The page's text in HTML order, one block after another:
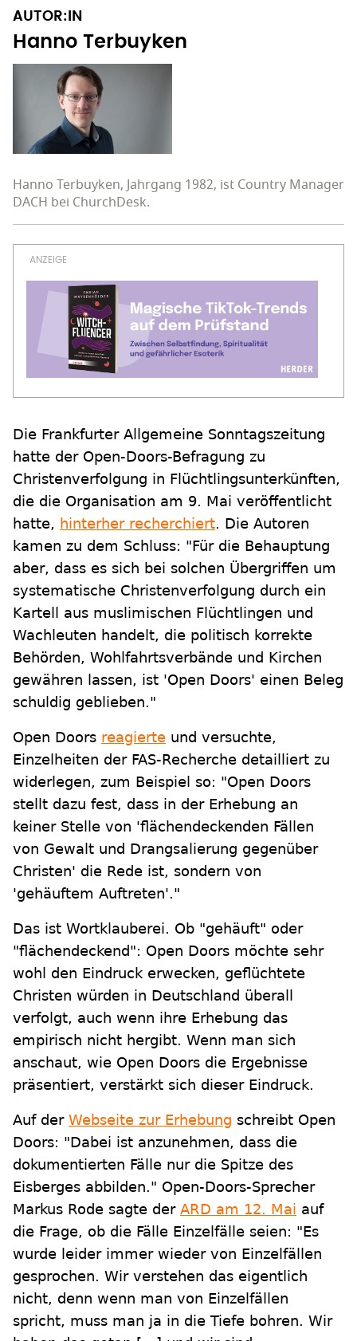
AUTOR:IN
Hanno Terbuyken
Hanno Terbuyken, Jahrgang 1982, ist Country Manager
DACH bei ChurchDesk.
Die Frankfurter Allgemeine Sonntagszeitung
hatte der Open-Doors-Befragung zu
Christenverfolgung in Flüchtlingsunterkünften,
die die Organisation am 9. Mai veröffentlicht
hatte, hinterher recherchiert. Die Autoren
kamen zu dem Schluss: "Für die Behauptung
aber, dass es sich bei solchen Übergriffen um
systematische Christenverfolgung durch ein
Kartell aus muslimischen Flüchtlingen und
Wachleuten handelt, die politisch korrekte
Behörden, Wohlfahrtsverbände und Kirchen
gewähren lassen, ist 'Open Doors' einen Beleg
schuldig geblieben."
Open Doors reagierte und versuchte,
Einzelheiten der FAS-Recherche detailliert zu
widerlegen, zum Beispiel so: "Open Doors
stellt dazu fest, dass in der Erhebung an
keiner Stelle von 'flächendeckenden Fällen
von Gewalt und Drangsalierung gegenüber
Christen' die Rede ist, sondern von
'gehäuftem Auftreten'."
Das ist Wortklauberei. Ob "gehäuft" oder
"flächendeckend": Open Doors möchte sehr
wohl den Eindruck erwecken, geflüchtete
Christen würden in Deutschland überall
verfolgt, auch wenn ihre Erhebung das
empirisch nicht hergibt. Wenn man sich
anschaut, wie Open Doors die Ergebnisse
präsentiert, verstärkt sich dieser Eindruck.
Auf der Webseite zur Erhebung schreibt Open
Doors: "Dabei ist anzunehmen, dass die
dokumentierten Fälle nur die Spitze des
Eisberges abbilden." Open-Doors-Sprecher
Markus Rode sagte der ARD am 12. Mai auf
die Frage, ob die Fälle Einzelfälle seien: "Es
wurde leider immer wieder von Einzelfällen
gesprochen. Wir verstehen das eigentlich
nicht, denn wenn man von Einzelfällen
spricht, muss man ja in die Tiefe bohren. Wir